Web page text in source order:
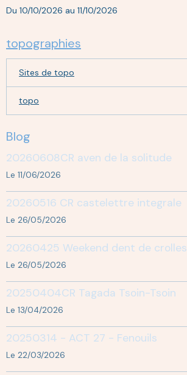
Du 10/10/2026 au 11/10/2026
topographies
Sites de topo
topo
Blog
20260608CR aven de la solitude
Le 11/06/2026
20260516 CR castelettre integrale
Le 26/05/2026
20260425 Weekend dent de crolles
Le 26/05/2026
20250404CR Tagada Tsoin-Tsoin
Le 13/04/2026
20250314 - ACT 27 - Fenouils
Le 22/03/2026